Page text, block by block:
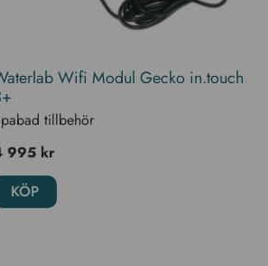
Wifi Modul Gecko in.touch
tillbehör
995 kr
KÖP